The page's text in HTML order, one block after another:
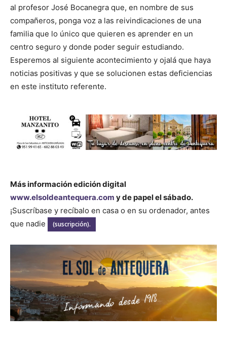
al profesor José Bocanegra que, en nombre de sus
compañeros, ponga voz a las reivindicaciones de una
familia que lo único que quieren es aprender en un
centro seguro y donde poder seguir estudiando.
Esperemos al siguiente acontecimiento y ojalá que haya
noticias positivas y que se solucionen estas deficiencias
en este instituto referente.
Más información edición digital
www.elsoldeantequera.com y de papel el sábado.
¡Suscríbase y recíbalo en casa o en su ordenador, antes
que nadie
(suscripción).